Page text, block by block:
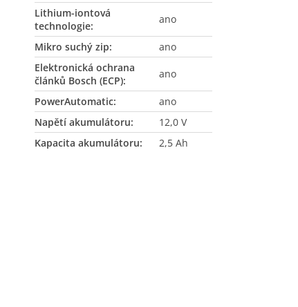
Lithium-iontová
technologie:
ano
Mikro suchý zip:
ano
Elektronická ochrana
článků Bosch (ECP):
ano
PowerAutomatic:
ano
Napětí akumulátoru:
12,0 V
Kapacita akumulátoru: 2,5 Ah